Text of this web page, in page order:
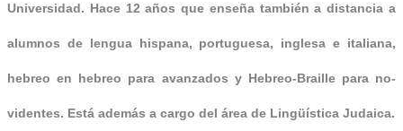
Universidad. Hace 12 años que enseña también a distancia a
alumnos de lengua hispana, portuguesa, inglesa e italiana,
hebreo en hebreo para avanzados y Hebreo-Braille para no-
videntes. Está además a cargo del área de Lingüística Judaica.